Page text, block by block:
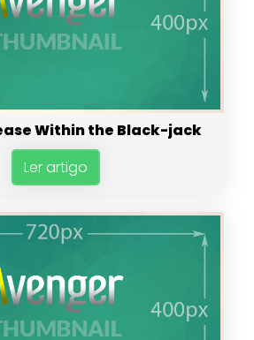
Within the Black-jack
Ler artigo